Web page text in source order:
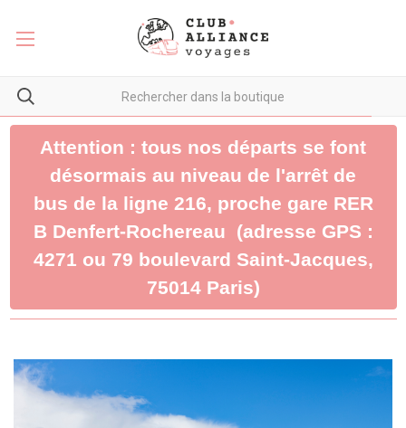
Attention : tous nos départs se font
désormais au niveau de l'arrêt de
bus de la ligne 216, proche gare RER
B Denfert-Rochereau (adresse GPS :
4271 ou 79 boulevard Saint-Jacques,
75014 Paris)